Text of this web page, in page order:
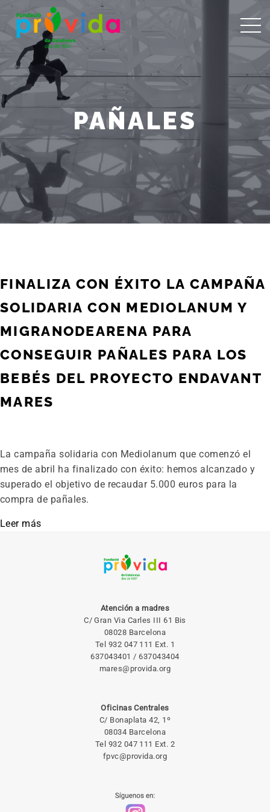
PAÑALES
FINALIZA CON ÉXITO LA CAMPAÑA
SOLIDARIA CON MEDIOLANUM Y
MIGRANODEARENA PARA
CONSEGUIR PAÑALES PARA LOS
BEBÉS DEL PROYECTO ENDAVANT
MARES
La campaña solidaria con Mediolanum que comenzó el
mes de abril ha finalizado con éxito: hemos alcanzado y
superado el objetivo de recaudar 5.000 euros para la
compra de pañales.
Leer más
Atención a madres
C/ Gran Via Carles III 61 Bis
08028 Barcelona
Tel 932 047 111 Ext. 1
637043401 / 637043404
mares@provida.org
Oficinas Centrales
C/ Bonaplata 42, 1º
08034 Barcelona
Tel 932 047 111 Ext. 2
fpvc@provida.org